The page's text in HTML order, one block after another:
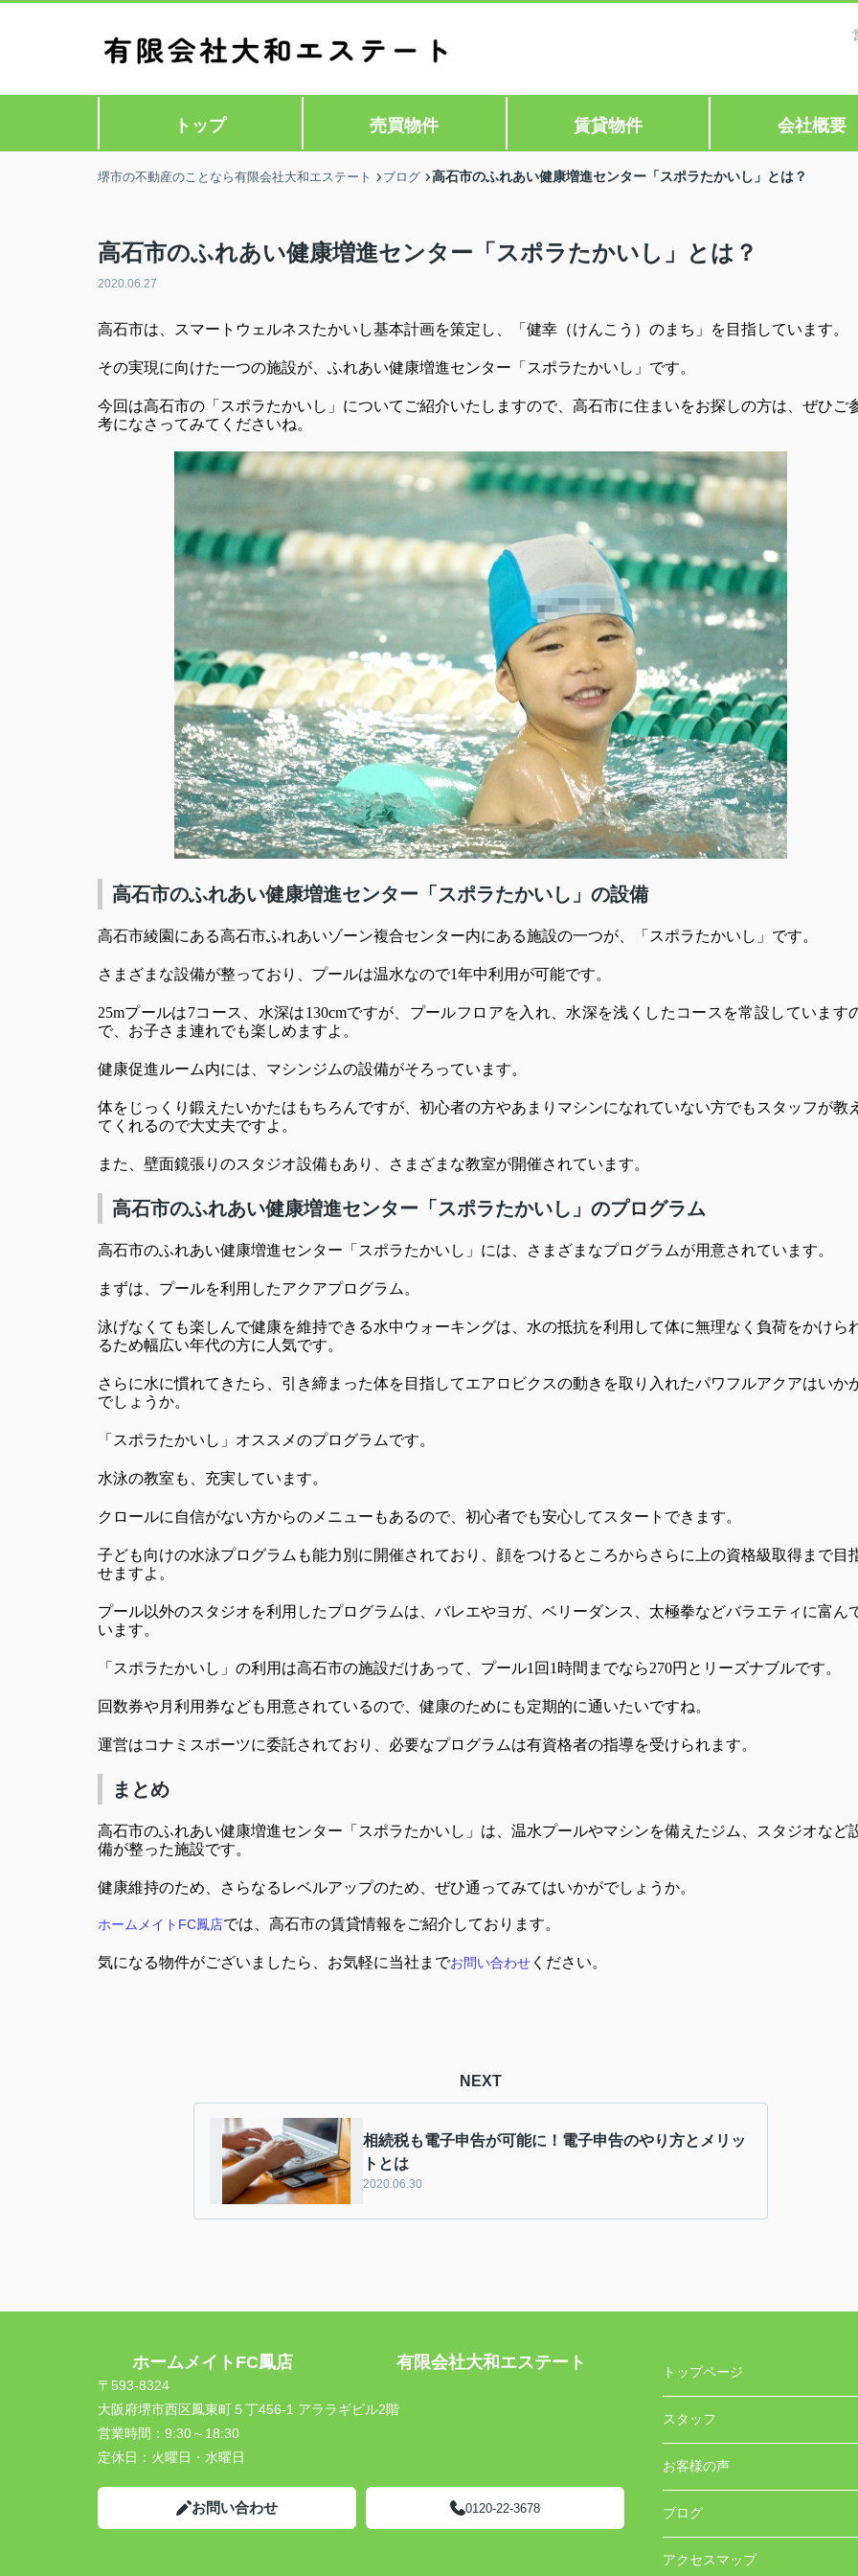
トップ 売買物件 賃貸物件 会社概要
堺市の不動産のことなら有限会社大和エステート ブログ 高石市のふれあい健康増進センター「スポラたかいし」とは？
高石市のふれあい健康増進センター「スポラたかいし」とは？
2020.06.27
高石市は、スマートウェルネスたかいし基本計画を策定し、「健幸（けんこう）のまち」を目指しています。
その実現に向けた一つの施設が、ふれあい健康増進センター「スポラたかいし」です。
今回は高石市の「スポラたかいし」についてご紹介いたしますので、高石市に住まいをお探しの方は、ぜひご
考になさってみてくださいね。
高石市のふれあい健康増進センター「スポラたかいし」の設備
高石市綾園にある高石市ふれあいゾーン複合センター内にある施設の一つが、「スポラたかいし」です。
さまざまな設備が整っており、プールは温水なので1年中利用が可能です。
25mプールは7コース、水深は130cmですが、プールフロアを入れ、水深を浅くしたコースを常設しています
で、お子さま連れでも楽しめますよ。
健康促進ルーム内には、マシンジムの設備がそろっています。
体をじっくり鍛えたいかたはもちろんですが、初心者の方やあまりマシンになれていない方でもスタッフが教
てくれるので大丈夫ですよ。
また、壁面鏡張りのスタジオ設備もあり、さまざまな教室が開催されています。
高石市のふれあい健康増進センター「スポラたかいし」のプログラム
高石市のふれあい健康増進センター「スポラたかいし」には、さまざまなプログラムが用意されています。
まずは、プールを利用したアクアプログラム。
泳げなくても楽しんで健康を維持できる水中ウォーキングは、水の抵抗を利用して体に無理なく負荷をかけら
るため幅広い年代の方に人気です。
さらに水に慣れてきたら、引き締まった体を目指してエアロビクスの動きを取り入れたパワフルアクアはいか
でしょうか。
「スポラたかいし」オススメのプログラムです。
水泳の教室も、充実しています。
クロールに自信がない方からのメニューもあるので、初心者でも安心してスタートできます。
子ども向けの水泳プログラムも能力別に開催されており、顔をつけるところからさらに上の資格級取得まで目
せますよ。
プール以外のスタジオを利用したプログラムは、バレエやヨガ、ベリーダンス、太極拳などバラエティに富ん
います。
「スポラたかいし」の利用は高石市の施設だけあって、プール1回1時間までなら270円とリーズナブルです。
回数券や月利用券なども用意されているので、健康のためにも定期的に通いたいですね。
運営はコナミスポーツに委託されており、必要なプログラムは有資格者の指導を受けられます。
まとめ
高石市のふれあい健康増進センター「スポラたかいし」は、温水プールやマシンを備えたジム、スタジオなど
備が整った施設です。
健康維持のため、さらなるレベルアップのため、ぜひ通ってみてはいかがでしょうか。
ホームメイトFC鳳店では、高石市の賃貸情報をご紹介しております。
気になる物件がございましたら、お気軽に当社までお問い合わせ ください。
NEXT
相続税も電子申告が可能に！電子申告のやり方とメリッ
トとは
2020.06.30
ホームメイトFC鳳店 有限会社大和エステート
〒593-8324
大阪府堺市西区鳳東町５丁456-1 アララギビル2階
営業時間： 9:30～18:30
定休日： 火曜日・水曜日
お問い合わせ 0120-22-3678
トップページ
スタッフ
お客様の声
ブログ
アクセスマップ